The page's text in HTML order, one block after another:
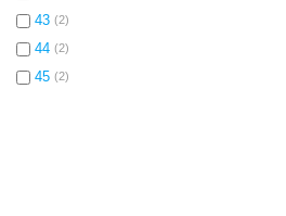
43 (2)
44 (2)
45 (2)